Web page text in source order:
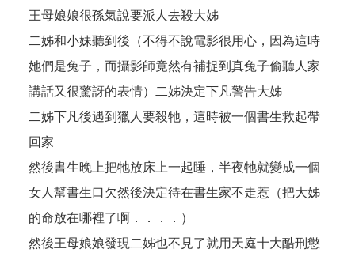
王母娘娘很孫氣說要派人去殺大姊
二姊和小妹聽到後（不得不說電影很用心，因為這時
她們是兔子，而攝影師竟然有補捉到真兔子偷聽人家
講話又很驚訝的表情）二姊決定下凡警告大姊
二姊下凡後遇到獵人要殺牠，這時被一個書生救起帶
回家
然後書生晚上把牠放床上一起睡，半夜牠就變成一個
女人幫書生口欠然後決定待在書生家不走惹（把大姊
的命放在哪裡了啊．．．．）
然後王母娘娘發現二姊也不見了就用天庭十大酷刑懲